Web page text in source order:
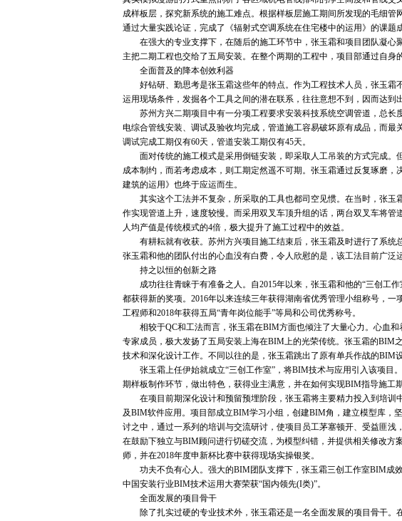
成样板层，探究新系统的施工难点。根据样板层施工期间所发现的毛细
通过大量实践论证，完成了《辐射式空调系统在住宅楼中的运用》的课题
在强大的专业支撑下，在随后的施工环节中，张玉霜和项目团队凝心
主把二期工程也交给了五局安装。在整个两期的工程中，项目部通过自
全面普及的降本创效利器
好钻研、勤思考是张玉霜这些年的特点。作为工程技术人员，张玉霜
运用现场条件，发掘各个工具之间的潜在联系，往往意想不到，因而达到
苏州方兴二期项目中有一分项工程要求安装科技系统空调管道，总长
电综合管线安装、调试及验收均完成，管道施工容易破坏原有成品，而
调试完成工期仅有60天，管道安装工期仅有45天。
面对传统的施工模式是采用倒链安装，即采取人工吊装的方式完成。
成本制约，而若考虑成本，则工期定然遥不可期。张玉霜通过反复琢磨
建筑的运用》也终于应运而生。
其实这个工法并不复杂，所采取的工具也都司空见惯。在当时，张玉
作实现管道上升，速度较慢。而采用双叉车顶升组的话，两台双叉车将
人均产值是传统模式的4倍，极大提升了施工过程中的效益。
有耕耘就有收获。苏州方兴项目施工结束后，张玉霜及时进行了系统
张玉霜和他的团队付出的心血没有白费，令人欣慰的是，该工法目前广
持之以恒的创新之路
成功往往青睐于有准备之人。自2015年以来，张玉霜和他的“三创工作
都获得新的奖项。2016年以来连续三年获得湖南省优秀管理小组称号，
工程师和2018年获得五局“青年岗位能手”等局和公司优秀称号。
相较于QC和工法而言，张玉霜在BIM方面也倾注了大量心力。心血和
专家成员，极大发扬了五局安装上海在BIM上的光荣传统。张玉霜的
技术和深化设计工作。不同以往的是，张玉霜跳出了原有单兵作战的BIM
张玉霜上任伊始就成立“三创工作室”，将BIM技术与应用引入该项目
期样板制作环节，做出特色，获得业主满意，并在如何实现BIM指导施工
在项目前期深化设计和预留预埋阶段，张玉霜将主要精力投入到培训
及BIM软件应用。项目部成立BIM学习小组，创建BIM角，建立模型库，
讨之中，通过一系列的培训与交流研讨，使项目员工茅塞顿开、受益匪
在鼓励下独立与BIM顾问进行切磋交流，为模型纠错，并提供相关修改
师，并在2018年度申新杯比赛中获得现场实操银奖。
功夫不负有心人。强大的BIM团队支撑下，张玉霜三创工作室BIM成
中国安装行业BIM技术运用大赛荣获“国内领先(I类)”。
全面发展的项目骨干
除了扎实过硬的专业技术外，张玉霜还是一名全面发展的项目骨干。